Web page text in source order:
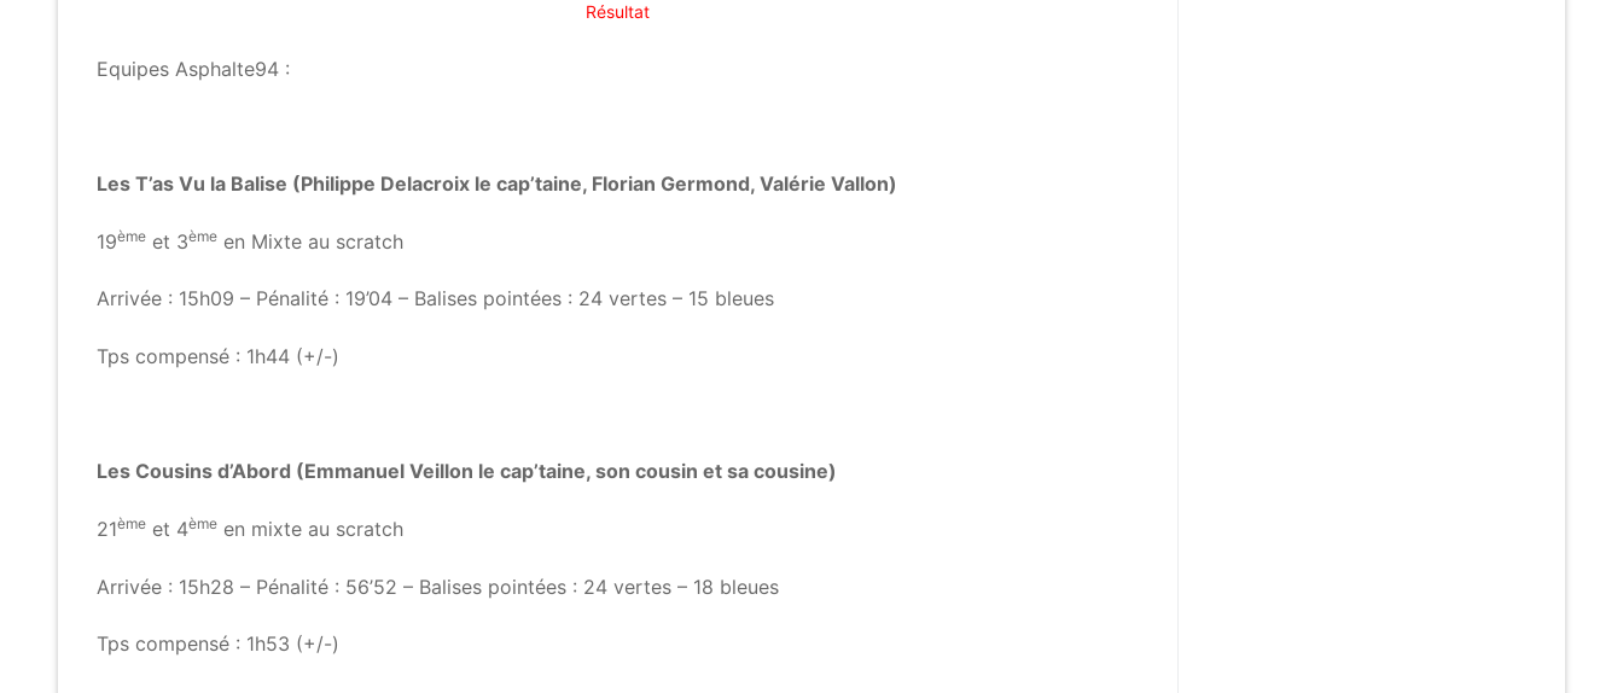
Résultat
Equipes Asphalte94 :
Les T’as Vu la Balise (Philippe Delacroix le cap’taine, Florian Germond, Valérie Vallon)
19ème et 3ème en Mixte au scratch
Arrivée : 15h09 – Pénalité : 19’04 – Balises pointées : 24 vertes – 15 bleues
Tps compensé : 1h44 (+/-)
Les Cousins d’Abord (Emmanuel Veillon le cap’taine, son cousin et sa cousine)
21ème et 4ème en mixte au scratch
Arrivée : 15h28 – Pénalité : 56’52 – Balises pointées : 24 vertes – 18 bleues
Tps compensé : 1h53 (+/-)